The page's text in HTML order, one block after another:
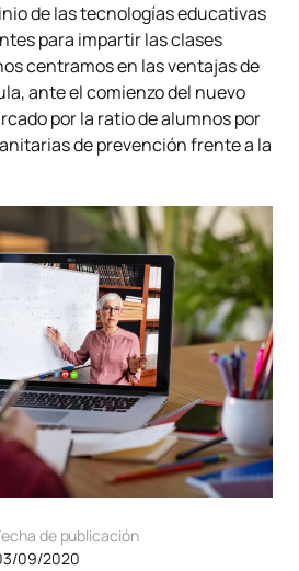
de las tecnologías educativas
para impartir las clases
centramos en las ventajas de
ante el comienzo del nuevo
por la ratio de alumnos por
de prevención frente a la
de publicación
09/2020